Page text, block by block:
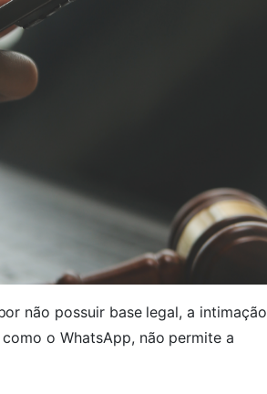
não possuir base legal, a intimação
o WhatsApp, não permite a